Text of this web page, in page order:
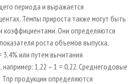
периода и выражается
Темпы прироста также могут быть
коэффициентами. Они определяются
роста объемов выпуска,
3,4% или путем вычитания
1,22 – 1 = 0,22. Среднегодовые
Тпр продукции определяются